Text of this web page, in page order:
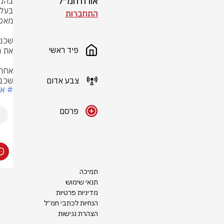
התחברות
פיד ראשי
צבע אדום
פרסם
תמיכה
תנאי שימוש
מדיניות פרטיות
הנחיות לכתבי חמ״ל
הצהרת נגישות
שכבר 20 שנה הכתובת הייתה על הקיר.
#